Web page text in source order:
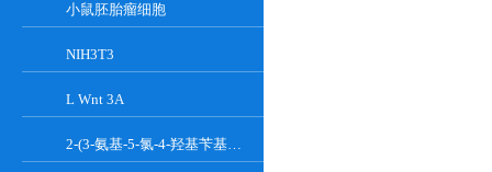
小鼠胚胎瘤细胞
NIH3T3
L Wnt 3A
2-(3-氨基-5-氯-4-羟基苄基)-1H-异吲哚-1,3(2H)-二酮